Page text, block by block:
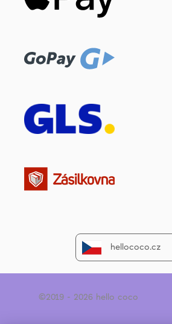
hellococo.cz
©2019 - 2026 hello coco